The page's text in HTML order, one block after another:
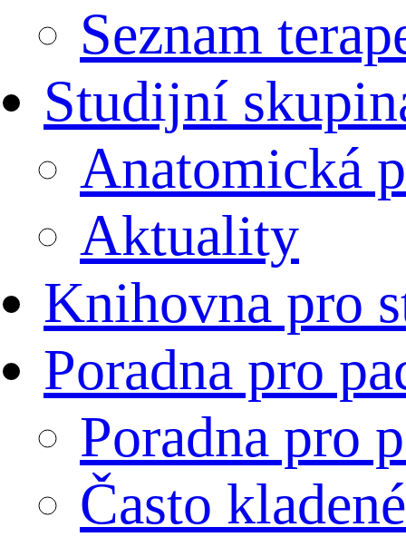
Seznam
Studijní
Anatomická
Aktuality
Knihovna pro
Poradna pro
Poradna pro
Často